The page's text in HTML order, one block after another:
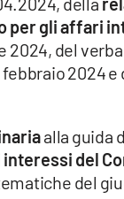
per gli affari
2024, del
febbraio 2024
alla guida
del
del